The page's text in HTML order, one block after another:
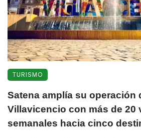
TURISMO
Satena amplía su operación
Villavicencio con más de 20
semanales hacia cinco